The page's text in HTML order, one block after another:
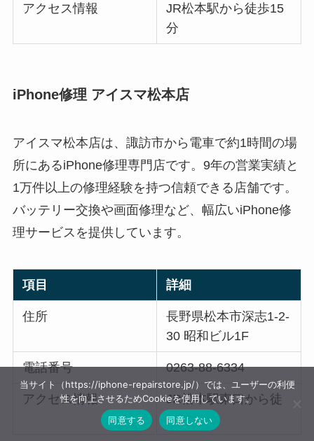
アクセス情報
JR松本駅から徒歩15
分
iPhone修理 アイスマ松本店
アイスマ松本店は、諏訪市から電車で約1時間の場
所にあるiPhone修理専門店です。9年の営業実績と
1万件以上の修理経験を持つ信頼できる店舗です。
バッテリー交換や画面修理など、幅広いiPhone修
理サービスを提供しています。
項目 詳細
住所
長野県松本市深志1-2-
30 昭和ビル1F
電話番号 0263-88-6334
アクセス情報
JR松本駅東口から徒
歩1分
当サイト（https://iphone-repairstore.jp/）では、ユーザーの利便
性を向上させるためCookieを使用しています。
同意する
同意しない